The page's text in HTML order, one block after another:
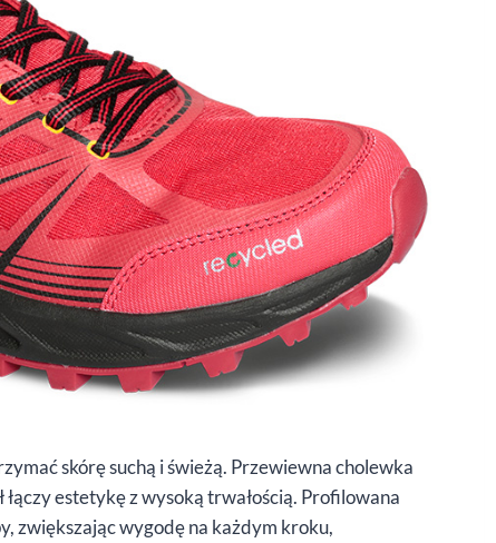
skórę suchą i świeżą. Przewiewna cholewka
estetykę z wysoką trwałością. Profilowana
zwiększając wygodę na każdym kroku,